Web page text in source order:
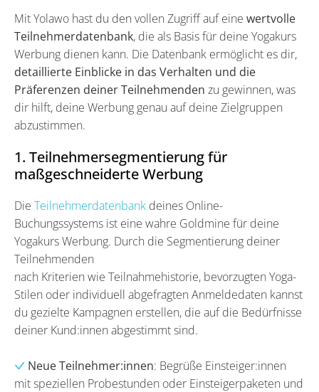
Mit Yolawo hast du den vollen Zugriff auf eine wertvolle
Teilnehmerdatenbank, die als Basis für deine Yogakurs
Werbung dienen kann. Die Datenbank ermöglicht es dir,
detaillierte Einblicke in das Verhalten und die
Präferenzen deiner Teilnehmenden zu gewinnen, was
dir hilft, deine Werbung genau auf deine Zielgruppen
abzustimmen.
1. Teilnehmersegmentierung für
maßgeschneiderte Werbung
Die Teilnehmerdatenbank deines Online-
Buchungssystems ist eine wahre Goldmine für deine
Yogakurs Werbung. Durch die Segmentierung deiner
Teilnehmenden
nach Kriterien wie Teilnahmehistorie, bevorzugten Yoga-
Stilen oder individuell abgefragten Anmeldedaten kannst
du gezielte Kampagnen erstellen, die auf die Bedürfnisse
deiner Kund:innen abgestimmt sind.
Neue Teilnehmer:innen: Begrüße Einsteiger:innen
mit speziellen Probestunden oder Einsteigerpaketen und